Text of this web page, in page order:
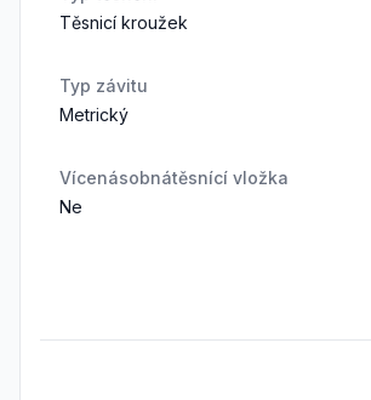
Těsnicí kroužek
Typ závitu
Metrický
Vícenásobnátěsnící vložka
Ne